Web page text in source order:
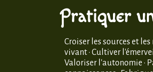
Pratiquer
Croiser les sources et les
vivant · Cultiver
Valoriser l'autonomie ·